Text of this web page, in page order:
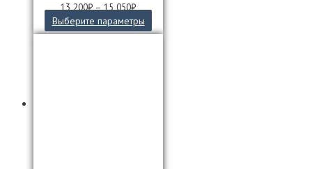
13 200₽–15 050₽
Выберите параметры
товар